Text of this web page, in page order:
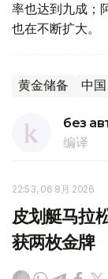
率也达到九成；
也在不断扩大。
黄金储备 中国
без
编译
22:53, 06 8月 2026
皮划艇马拉
获两枚金牌